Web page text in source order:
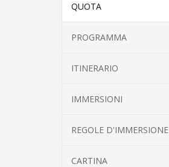
QUOTA
PROGRAMMA
ITINERARIO
IMMERSIONI
REGOLE D'IMMERSIONE
CARTINA